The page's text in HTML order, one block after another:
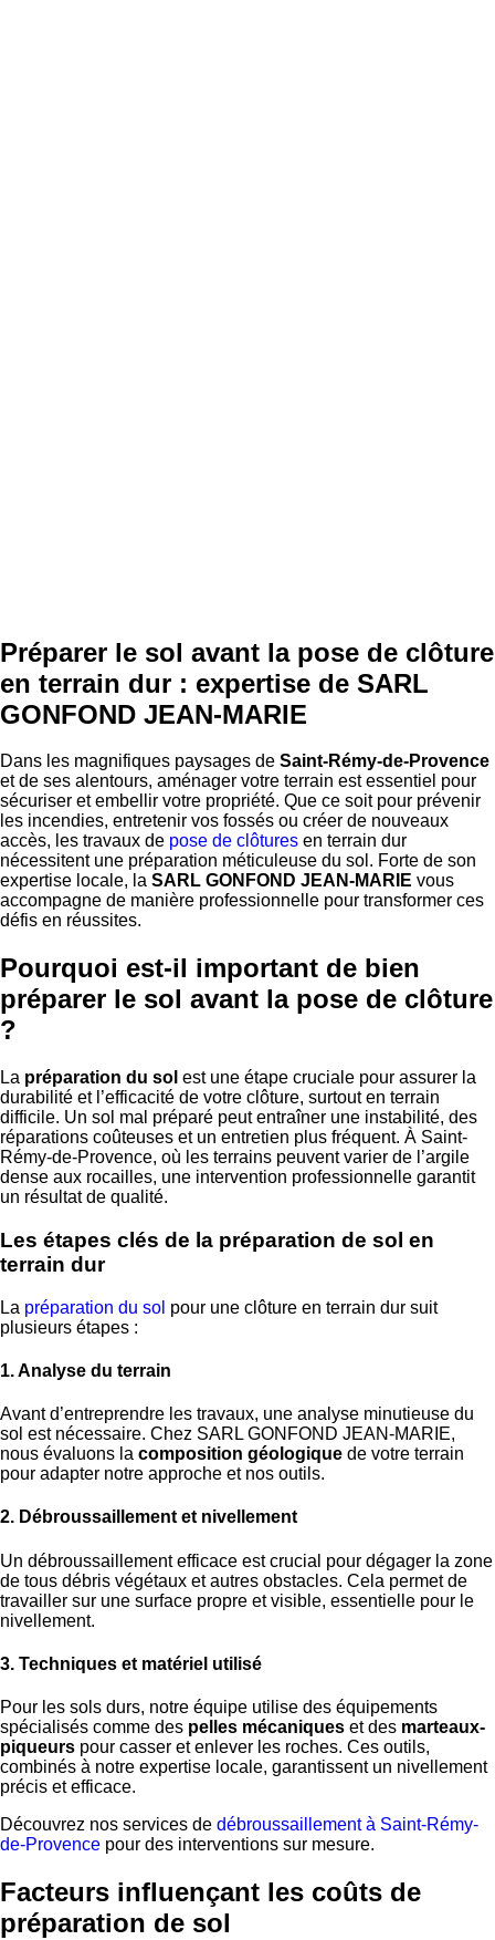
Préparer le sol avant la pose de clôture
en terrain dur : expertise de SARL
GONFOND JEAN-MARIE
Dans les magnifiques paysages de Saint-Rémy-de-Provence
et de ses alentours, aménager votre terrain est essentiel pour
sécuriser et embellir votre propriété. Que ce soit pour prévenir
les incendies, entretenir vos fossés ou créer de nouveaux
accès, les travaux de pose de clôtures en terrain dur
nécessitent une préparation méticuleuse du sol. Forte de son
expertise locale, la SARL GONFOND JEAN-MARIE vous
accompagne de manière professionnelle pour transformer ces
défis en réussites.
Pourquoi est-il important de bien
préparer le sol avant la pose de clôture
?
La préparation du sol est une étape cruciale pour assurer la
durabilité et l’efficacité de votre clôture, surtout en terrain
difficile. Un sol mal préparé peut entraîner une instabilité, des
réparations coûteuses et un entretien plus fréquent. À Saint-
Rémy-de-Provence, où les terrains peuvent varier de l’argile
dense aux rocailles, une intervention professionnelle garantit
un résultat de qualité.
Les étapes clés de la préparation de sol en
terrain dur
La préparation du sol pour une clôture en terrain dur suit
plusieurs étapes :
1. Analyse du terrain
Avant d’entreprendre les travaux, une analyse minutieuse du
sol est nécessaire. Chez SARL GONFOND JEAN-MARIE,
nous évaluons la composition géologique de votre terrain
pour adapter notre approche et nos outils.
2. Débroussaillement et nivellement
Un débroussaillement efficace est crucial pour dégager la zone
de tous débris végétaux et autres obstacles. Cela permet de
travailler sur une surface propre et visible, essentielle pour le
nivellement.
3. Techniques et matériel utilisé
Pour les sols durs, notre équipe utilise des équipements
spécialisés comme des pelles mécaniques et des marteaux-
piqueurs pour casser et enlever les roches. Ces outils,
combinés à notre expertise locale, garantissent un nivellement
précis et efficace.
Découvrez nos services de débroussaillement à Saint-Rémy-
de-Provence pour des interventions sur mesure.
Facteurs influençant les coûts de
préparation de sol